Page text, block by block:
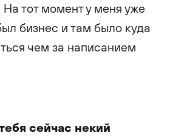
На тот момент у меня уже
бизнес и там было куда
чем за написанием
сейчас некий